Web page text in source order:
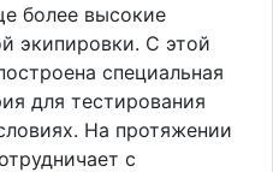
более высокие
экипировки. С этой
специальная
для тестирования
На протяжении
с